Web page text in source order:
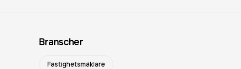
Branscher
Fastighetsmäklare